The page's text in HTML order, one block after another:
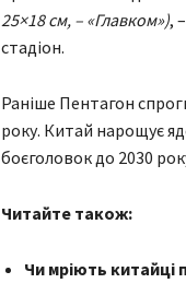
25×18 см, – «Главком»),
стадіон.
Раніше Пентагон
року. Китай нарощує
боєголовок до 2030
Читайте також:
Чи мріють китайці